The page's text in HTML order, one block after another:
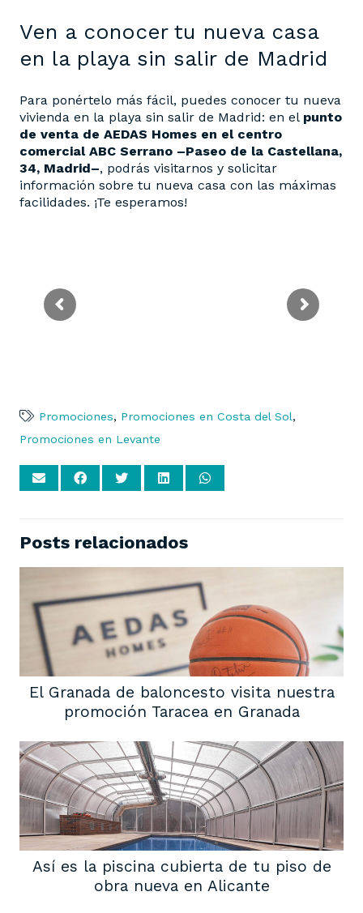
Ven a conocer tu nueva casa
en la playa sin salir de Madrid
Para ponértelo más fácil, puedes conocer tu nueva
vivienda en la playa sin salir de Madrid: en el punto
de venta de AEDAS Homes en el centro
comercial ABC Serrano –Paseo de la Castellana,
34, Madrid–, podrás visitarnos y solicitar
información sobre tu nueva casa con las máximas
facilidades. ¡Te esperamos!
Promociones, Promociones en Costa del Sol,
Promociones en Levante
Posts relacionados
El Granada de baloncesto visita nuestra
promoción Taracea en Granada
Así es la piscina cubierta de tu piso de
obra nueva en Alicante